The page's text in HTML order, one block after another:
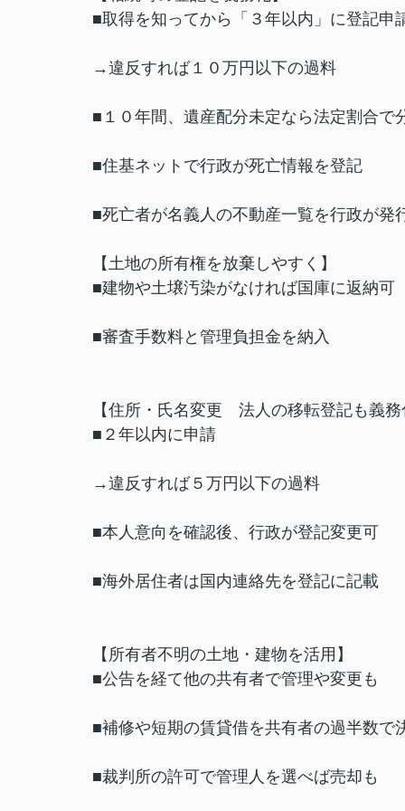
■取得を知ってから「３年以内」に登記申
→違反すれば１０万円以下の過料
■１０年間、遺産配分未定なら法定割合で
■住基ネットで行政が死亡情報を登記
■死亡者が名義人の不動産一覧を行政が発
【土地の所有権を放棄しやすく】
■建物や土壌汚染がなければ国庫に返納可
■審査手数料と管理負担金を納入
【住所・氏名変更 法人の移転登記も義務
■２年以内に申請
→違反すれば５万円以下の過料
■本人意向を確認後、行政が登記変更可
■海外居住者は国内連絡先を登記に記載
【所有者不明の土地・建物を活用】
■公告を経て他の共有者で管理や変更も
■補修や短期の賃貸借を共有者の過半数で
■裁判所の許可で管理人を選べば売却も